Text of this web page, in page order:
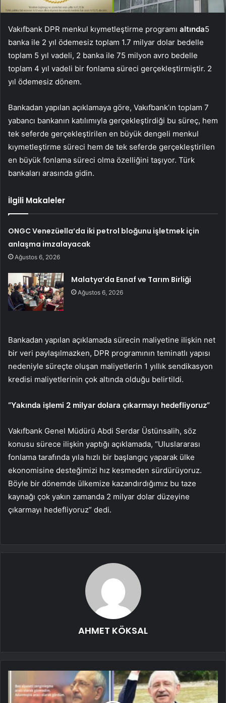
Vakıfbank DPR menkul kıymetleştirme programı altında5
banka ile 2 yıl ödemesiz toplam 1.7 milyar dolar bedelle
toplam 5 yıl vadeli, 2 banka ile 75 milyon avro bedelle
toplam 4 yıl vadeli bir fonlama süreci gerçekleştirmiştir. 2
yıl ödemesiz dönem.
Bankadan yapılan açıklamaya göre, Vakıfbank’ın toplam 7
yabancı bankanın katılımıyla gerçekleştirdiği bu süreç, hem
tek seferde gerçekleştirilen en büyük dengeli menkul
kıymetleştirme süreci hem de tek seferde gerçekleştirilen
en büyük fonlama süreci olma özelliğini taşıyor. Türk
bankaları arasında gidin.
İlgili Makaleler
ONGC Venezüella’da iki petrol bloğunu işletmek için
anlaşma imzalayacak
Ağustos 6, 2026
Malatya’da Esnaf ve Tarım Birliği
Ağustos 6, 2026
Bankadan yapılan açıklamada sürecin maliyetine ilişkin net
bir veri paylaşılmazken, DPR programının teminatlı yapısı
nedeniyle süreçte oluşan maliyetlerin 1 yıllık sendikasyon
kredisi maliyetlerinin çok altında olduğu belirtildi.
“Yakında işlemi 2 milyar dolara çıkarmayı hedefliyoruz”
Vakıfbank Genel Müdürü Abdi Serdar Üstünsalih, söz
konusu sürece ilişkin yaptığı açıklamada, “Uluslararası
fonlama tarafında yıla hızlı bir başlangıç ​​yaparak ülke
ekonomisine desteğimizi hız kesmeden sürdürüyoruz.
Böyle bir dönemde ülkemize kazandırdığımız bu taze
kaynağı çok yakın zamanda 2 milyar dolar düzeyine
çıkarmayı hedefliyoruz” dedi.
AHMET KÖKSAL